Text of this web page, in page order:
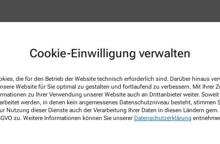
Cookie-Einwilligung verwalten
die für den Betrieb der Website technisch erforderlich sind. Darüber hinaus
Website für Sie optimal zu gestalten und fortlaufend zu verbessern. Mit Ihrer
zu Ihrer Verwendung unserer Website auch an Drittanbieter weiter. Soweit
werden, in denen kein angemessenes Datenschutzniveau besteht, stimmen
Nutzung dieser Dienste auch der Verarbeitung Ihrer Daten in diesen Ländern
zu. Weitere Informationen können Sie unserer Datenschutzerklärung
Arzneimittelpreisverordnung,
des Bundesvereinigung Deutscher Apothekerverbände
im Geltungsbereich des Arzneimittelgesetzes (AMG)